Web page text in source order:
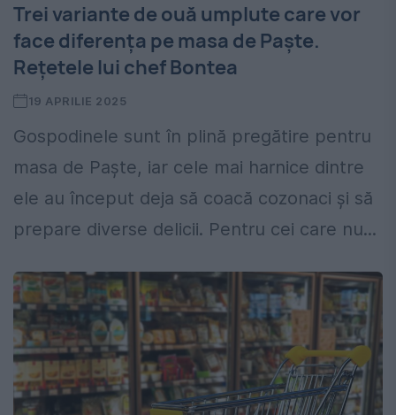
Trei variante de ouă umplute care vor
face diferența pe masa de Paște.
Rețetele lui chef Bontea
19 APRILIE 2025
Gospodinele sunt în plină pregătire pentru
masa de Paște, iar cele mai harnice dintre
ele au început deja să coacă cozonaci și să
prepare diverse delicii. Pentru cei care nu...